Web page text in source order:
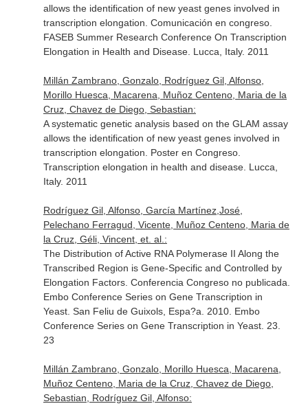
allows the identification of new yeast genes involved in
transcription elongation. Comunicación en congreso.
FASEB Summer Research Conference On Transcription
Elongation in Health and Disease. Lucca, Italy. 2011
Millán Zambrano, Gonzalo, Rodríguez Gil, Alfonso,
Morillo Huesca, Macarena, Muñoz Centeno, Maria de la
Cruz, Chavez de Diego, Sebastian:
A systematic genetic analysis based on the GLAM assay
allows the identification of new yeast genes involved in
transcription elongation. Poster en Congreso.
Transcription elongation in health and disease. Lucca,
Italy. 2011
Rodríguez Gil, Alfonso, García Martínez,José,
Pelechano Ferragud, Vicente, Muñoz Centeno, Maria de
la Cruz, Géli, Vincent, et. al.:
The Distribution of Active RNA Polymerase II Along the
Transcribed Region is Gene-Specific and Controlled by
Elongation Factors. Conferencia Congreso no publicada.
Embo Conference Series on Gene Transcription in
Yeast. San Feliu de Guixols, Espa?a. 2010. Embo
Conference Series on Gene Transcription in Yeast. 23.
23
Millán Zambrano, Gonzalo, Morillo Huesca, Macarena,
Muñoz Centeno, Maria de la Cruz, Chavez de Diego,
Sebastian, Rodríguez Gil, Alfonso: